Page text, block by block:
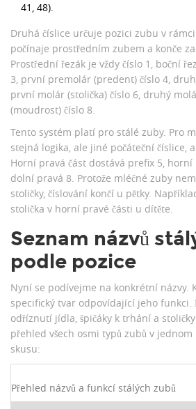
41, 48).
Druhá číslice určuje pozici zubu v
počínaje prostředním zubem a konče
Prostřední řezák je vždy číslo 1, boční
3, první premolár (predent) číslo 4,
první molár (stolička) číslo 6, druhý
(moudrost) číslo 8.
Tento systém platí pro stálé zuby. Pro
stejná logika, ale jiné počáteční číslice,
Horní pravá část dostává prefix 5, horní
dolní pravá 8. Protože mléčné zuby
stoličky, číslování končí u pětky.
stolička v horní pravé části u dítěte.
Seznam názvů
podle pozice
Nyní se podívejme na konkrétní názvy.
specifický tvar odpovídající jeho funkci.
odříznutí jídla, špičáky k trhání a
přehled všech osmi typů zubů v
skusu:
Přehled názvů a funkcí stálých zubů